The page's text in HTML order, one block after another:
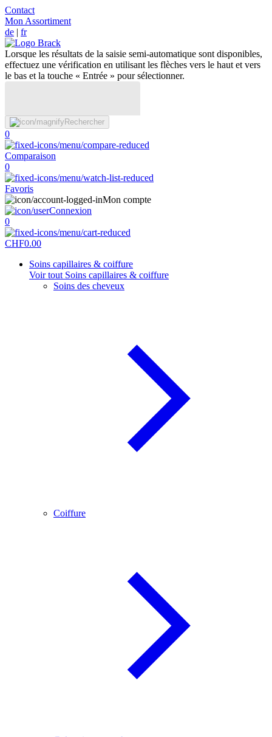
Contact
Mon Assortiment
de | fr
Lorsque les résultats de la saisie semi-automatique sont disponibles,
effectuez une vérification en utilisant les flèches vers le haut et vers
le bas et la touche « Entrée » pour sélectionner.
Rechercher
0
Comparaison
0
Favoris
Mon compte
Connexion
0
CHF0.00
Soins capillaires & coiffure
Voir tout Soins capillaires & coiffure
Soins des cheveux
Coiffure